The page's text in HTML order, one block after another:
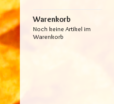
Warenkorb
Noch keine Artikel im
Warenkorb